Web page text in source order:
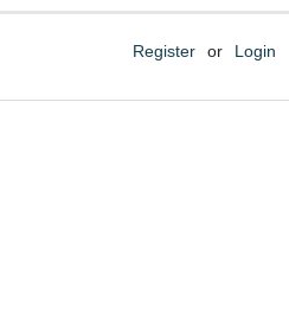
Register or Login